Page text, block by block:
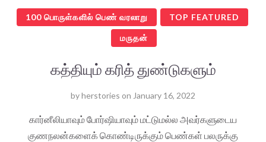
100 பொருள்களில் பெண் வரலாறு TOP FEATURED
மருதன்
கத்தியும் கரித் துண்டுகளும்
byherstories on January 16, 2022
கார்னீலியாவும் போர்ஷியாவும் மட்டுமல்ல அவர்களுடைய
குணநலன்களைக் கொண்டிருக்கும் பெண்கள் பலருக்கு